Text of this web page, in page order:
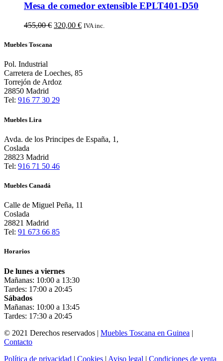
Mesa de comedor extensible EPLT401-D50
455,00€ El
320,00 €ElIVA inc.
Muebles Toscana
Pol. Industrial
Carretera de Loeches, 85
Torrejón de Ardoz
28850 Madrid
Tel: 916 77 30 29
Muebles Lira
Avda. de los Principes de España, 1,
Coslada
28823 Madrid
Tel: 916 71 50 46
Muebles Canadá
Calle de Miguel Peña, 11
Coslada
28821 Madrid
Tel: 91 673 66 85
Horarios
De lunes a viernes
Mañanas: 10:00 a 13:30
Tardes: 17:00 a 20:45
Sábados
Mañanas: 10:00 a 13:45
Tardes: 17:30 a 20:45
© 2021 Derechos reservados | Muebles Toscana en Guinea |
Contacto
Política de privacidad | Cookies | Aviso legal | Condiciones de venta